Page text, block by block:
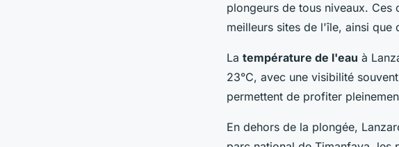
plongeurs de tous niveaux. Ces
meilleurs sites de l'île, ainsi que
La température de l'eau à
23°C, avec une visibilité
permettent de profiter
En dehors de la plongée,